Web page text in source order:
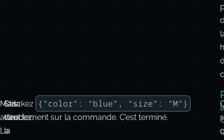
Mais
attendez.
La
Cela
vaut
la
Stockez {"color": "blue", "size": "M"}
directement sur la commande. C’est terminé.